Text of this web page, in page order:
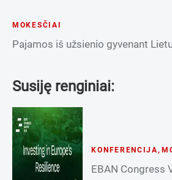
MOKESČIAI
Pajamos iš užsienio gyvenant
Susiję renginiai:
KONFERENCIJA ,
EBAN Congress